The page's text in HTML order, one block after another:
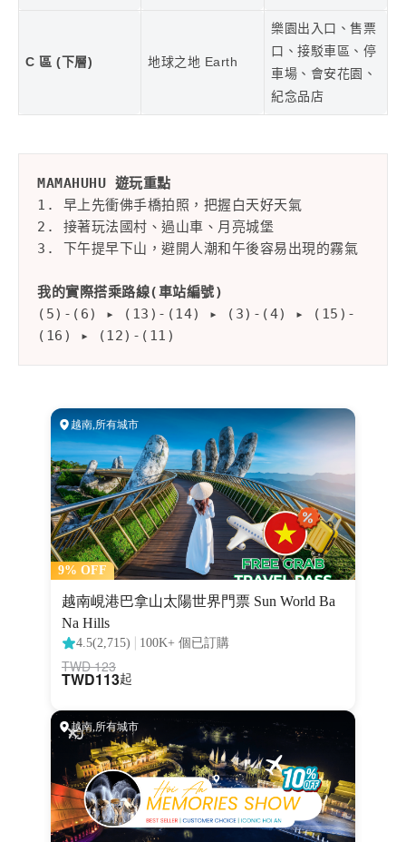
C 區 (下層) 地球之地 Earth
樂園出入口、售票
口、接駁車區、停
車場、會安花園、
紀念品店
MAMAHUHU 遊玩重點
1. 早上先衝佛手橋拍照，把握白天好天氣
2. 接著玩法國村、過山車、月亮城堡
3. 下午提早下山，避開人潮和午後容易出現的霧氣
我的實際搭乘路線(車站編號)
(5)-(6) ▸ (13)-(14) ▸ (3)-(4) ▸ (15)-
(16) ▸ (12)-(11)